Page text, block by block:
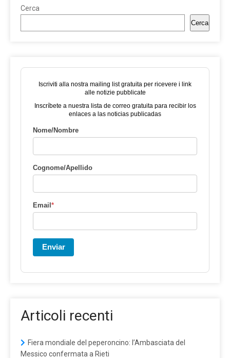
Cerca
Cerca
Iscriviti alla nostra mailing list gratuita per ricevere i link
alle notizie pubblicate
Inscríbete a nuestra lista de correo gratuita para recibir los
enlaces a las noticias publicadas
Nome/Nombre
Cognome/Apellido
Email*
Enviar
Articoli recenti
Fiera mondiale del peperoncino: l’Ambasciata del
Messico confermata a Rieti